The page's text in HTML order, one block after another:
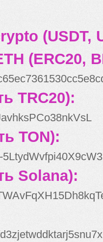
(USDT,
(ERC20,
TRC20):
TON):
Solana):